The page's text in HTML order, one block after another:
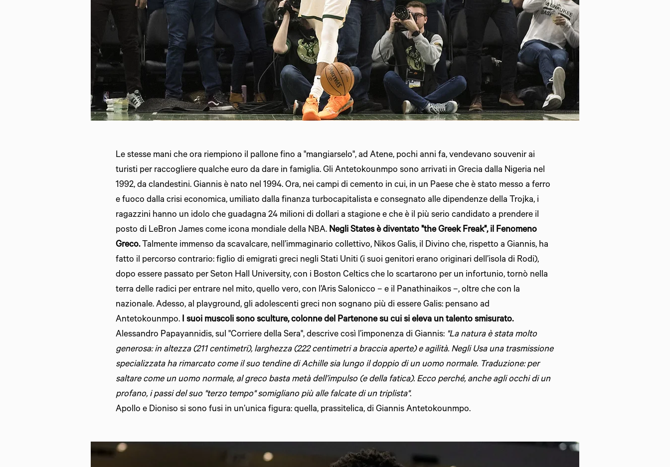
Le stesse mani che ora riempiono il pallone fino a "mangiarselo", ad Atene, pochi anni fa, vendevano souvenir ai
turisti per raccogliere qualche euro da dare in famiglia. Gli Antetokounmpo sono arrivati in Grecia dalla Nigeria nel
1992, da clandestini. Giannis è nato nel 1994. Ora, nei campi di cemento in cui, in un Paese che è stato messo a ferro
e fuoco dalla crisi economica, umiliato dalla finanza turbocapitalista e consegnato alle dipendenze della Trojka, i
ragazzini hanno un idolo che guadagna 24 milioni di dollari a stagione e che è il più serio candidato a prendere il
posto di LeBron James come icona mondiale della NBA. Negli States è diventato "the Greek Freak", il Fenomeno
Greco.Talmente immenso da scavalcare, nell’immaginario collettivo, Nikos Galis, il Divino che, rispetto a Giannis, ha
fatto il percorso contrario: figlio di emigrati greci negli Stati Uniti (i suoi genitori erano originari dell’isola di Rodi),
dopo essere passato per Seton Hall University, con i Boston Celtics che lo scartarono per un infortunio, tornò nella
terra delle radici per entrare nel mito, quello vero, con l’Aris Salonicco – e il Panathinaikos –, oltre che con la
nazionale. Adesso, al playground, gli adolescenti greci non sognano più di essere Galis: pensano ad
Antetokounmpo. I suoi muscoli sono sculture, colonne del Partenone su cui si eleva un talento smisurato.
Alessandro Papayannidis, sul "Corriere della Sera", descrive così l’imponenza di Giannis: "La natura è stata molto
generosa: in altezza (211 centimetri), larghezza (222 centimetri a braccia aperte) e agilità. Negli Usa una trasmissione
specializzata ha rimarcato come il suo tendine di Achille sia lungo il doppio di un uomo normale. Traduzione: per
saltare come un uomo normale, al greco basta metà dell’impulso (e della fatica). Ecco perché, anche agli occhi di un
profano, i passi del suo "terzo tempo" somigliano più alle falcate di un triplista".
Apollo e Dioniso si sono fusi in un’unica figura: quella, prassitelica, di Giannis Antetokounmpo.